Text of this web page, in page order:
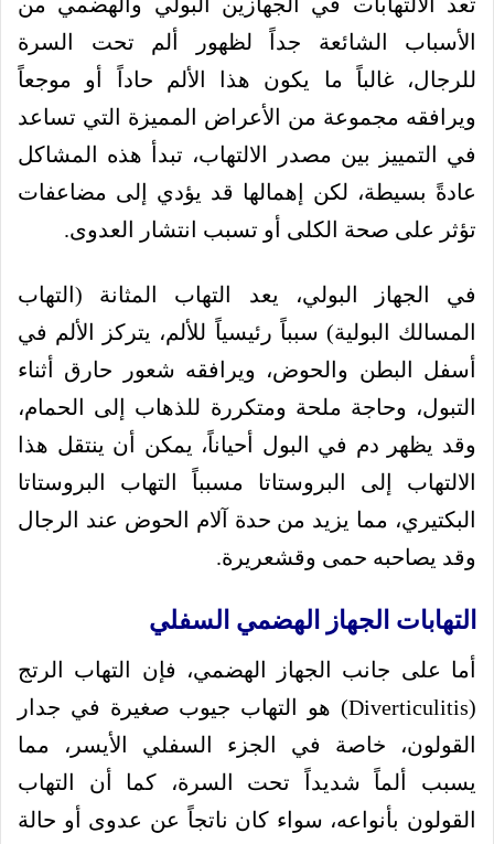
الأسباب الشائعة جداً لظهور ألم تحت السرة
للرجال، غالباً ما يكون هذا الألم حاداً أو موجعاً
ويرافقه مجموعة من الأعراض المميزة التي تساعد
في التمييز بين مصدر الالتهاب، تبدأ هذه المشاكل
عادةً بسيطة، لكن إهمالها قد يؤدي إلى مضاعفات
تؤثر على صحة الكلى أو تسبب انتشار العدوى.
في الجهاز البولي، يعد التهاب المثانة (التهاب
المسالك البولية) سبباً رئيسياً للألم، يتركز الألم في
أسفل البطن والحوض، ويرافقه شعور حارق أثناء
التبول، وحاجة ملحة ومتكررة للذهاب إلى الحمام،
وقد يظهر دم في البول أحياناً، يمكن أن ينتقل هذا
الالتهاب إلى البروستاتا مسبباً التهاب البروستاتا
البكتيري، مما يزيد من حدة آلام الحوض عند الرجال
وقد يصاحبه حمى وقشعريرة.
التهابات الجهاز الهضمي السفلي
أما على جانب الجهاز الهضمي، فإن التهاب الرتج
(Diverticulitis) هو التهاب جيوب صغيرة في جدار
القولون، خاصة في الجزء السفلي الأيسر، مما
يسبب ألماً شديداً تحت السرة، كما أن التهاب
القولون بأنواعه، سواء كان ناتجاً عن عدوى أو حالة